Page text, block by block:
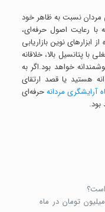
مردان نسبت به ظاهر خود
با رعایت اصول حرفه‌ای،
نوین بازاریابی
با پتانسیل بالا، خلاقانه
خواهد بود.اگر به
هستید یا قصد ارتقای
آرایشگری مردانهحرفه‌ای
بود.
درآمد پایه برای افراد تازه‌کار حدود ۷ تا ۱۵ میلیون تومان در ماه